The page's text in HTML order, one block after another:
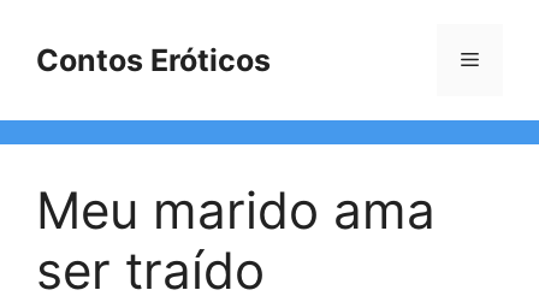
Contos Eróticos Menu
Meu marido ama
ser traído